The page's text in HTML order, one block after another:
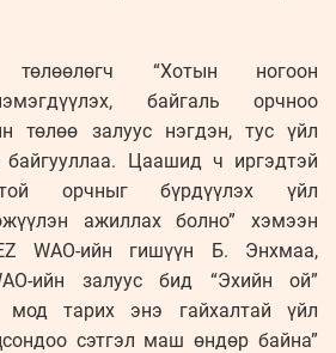
төлөөлөгч “Хотын ногоон
байгаль орчноо
төлөө залуус нэгдэн, тус үйл
байгууллаа. Цаашид ч иргэдтэй
орчныг бүрдүүлэх үйл
ажиллах болно” хэмээн
WAO-ийн гишүүн Б. Энхмаа,
ийн залуус бид “Эхийн ой”
тарих энэ гайхалтай үйл
сэтгэл маш өндөр байна”